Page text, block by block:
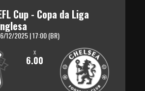
Cup - Copa da Liga
12/2025 | 17:00 (BR)
x
6.00